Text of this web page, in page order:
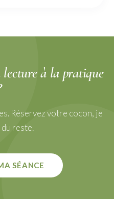
lectureà la pratique
Réservez votre cocon, je
reste.
SÉANCE